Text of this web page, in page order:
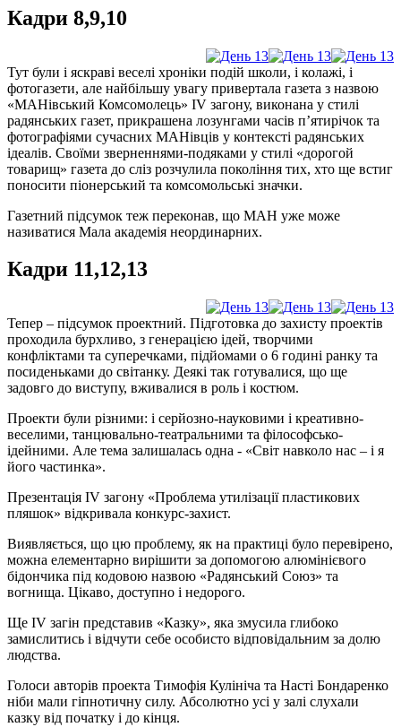
Кадри 8,9,10
Тут були і яскраві веселі хроніки подій школи, і колажі, і
фотогазети, але найбільшу увагу привертала газета з назвою
«МАНівський Комсомолець» IV загону, виконана у стилі
радянських газет, прикрашена лозунгами часів п’ятирічок та
фотографіями сучасних МАНівців у контексті радянських
ідеалів. Своїми зверненнями-подяками у стилі «дорогой
товарищ» газета до сліз розчулила покоління тих, хто ще встиг
поносити піонерський та комсомольські значки.
Газетний підсумок теж переконав, що МАН уже може
називатися Мала академія неординарних.
Кадри 11,12,13
Тепер – підсумок проектний. Підготовка до захисту проектів
проходила бурхливо, з генерацією ідей, творчими
конфліктами та суперечками, підйомами о 6 годині ранку та
посиденьками до світанку. Деякі так готувалися, що ще
задовго до виступу, вживалися в роль і костюм.
Проекти були різними: і серйозно-науковими і креативно-
веселими, танцювально-театральними та філософсько-
ідейними. Але тема залишалась одна - «Світ навколо нас – і я
його частинка».
Презентація ІV загону «Проблема утилізації пластикових
пляшок» відкривала конкурс-захист.
Виявляється, що цю проблему, як на практиці було перевірено,
можна елементарно вирішити за допомогою алюмінієвого
бідончика під кодовою назвою «Радянський Союз» та
вогнища. Цікаво, доступно і недорого.
Ще ІV загін представив «Казку», яка змусила глибоко
замислитись і відчути себе особисто відповідальним за долю
людства.
Голоси авторів проекта Тимофія Кулініча та Насті Бондаренко
ніби мали гіпнотичну силу. Абсолютно усі у залі слухали
казку від початку і до кінця.